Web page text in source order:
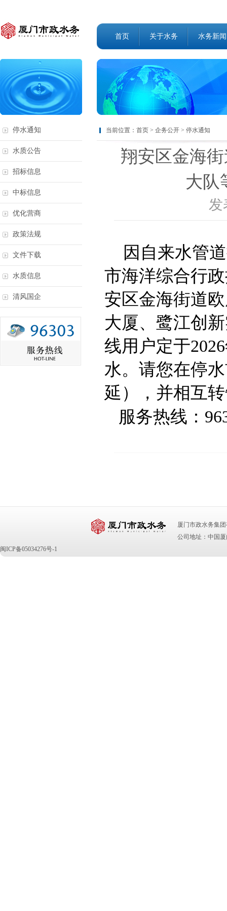
首页 关于水务 水务新闻
停水通知
水质公告
招标信息
中标信息
优化营商
政策法规
文件下载
水质信息
清风国企
当前位置： 首页 > 企务公开 > 停水通知
翔安区金海
大队
发
因自来水管
市海洋综合行
安区金海街道
大厦、鹭江创
线用户定于2026
水。请您在停
延），并相互
服务热线：
厦门市政水务集团
公司地址：中国
闽ICP备05034276号-1